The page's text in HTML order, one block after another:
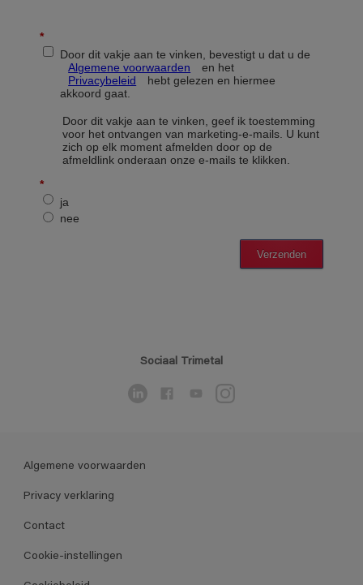
Sociaal Trimetal
Algemene voorwaarden
Privacy verklaring
Contact
Cookie-instellingen